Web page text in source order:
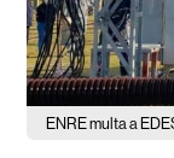
ENRE multa a